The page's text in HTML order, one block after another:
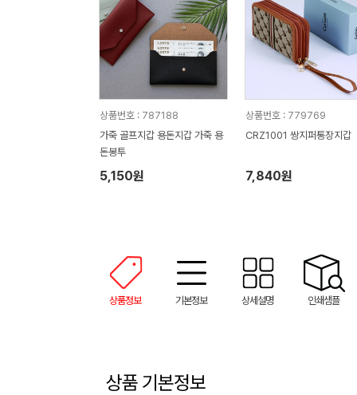
상품번호 : 787188
가죽 골프지갑 용돈지갑 가죽 용
돈봉투
5,150원
상품번호 : 779769
CRZ1001 쌍지퍼통장지갑
7,840원
상품정보 기본정보 상세설명 인쇄샘플
상품 기본정보